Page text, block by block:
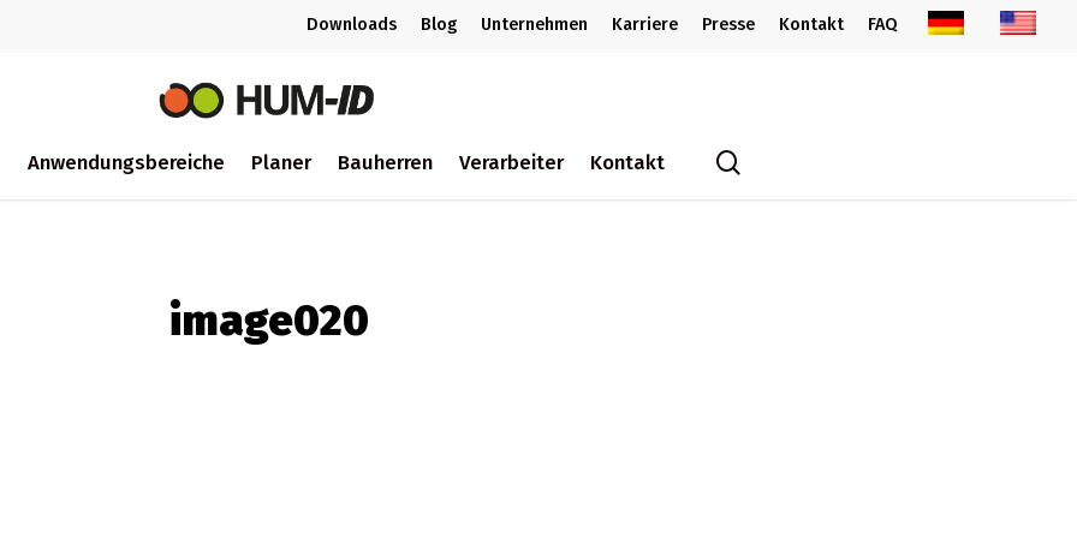
Downloads Blog Unternehmen Karriere Presse Kontakt FAQ
Anwendungsbereiche Planer Bauherren Verarbeiter Kontakt
image020